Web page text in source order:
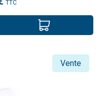
TTC
Vente